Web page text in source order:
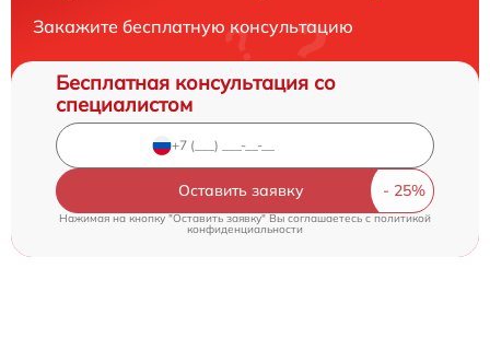
Закажите бесплатную консультацию
Бесплатная консультация со
специалистом
Оставить заявку
Нажимая на кнопку "Оставить заявку" Вы соглашаетесь cполитикой
конфиденциальности